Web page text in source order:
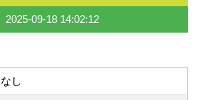
2025-09-18 14:02:12
なし